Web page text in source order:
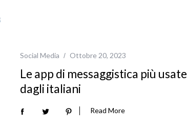
Social Media Ottobre 20, 2023
Le app di messaggistica più usate
dagli italiani
Read More